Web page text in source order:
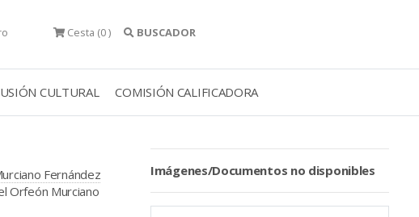
Cesta (0 ) BUSCADOR
CULTURAL COMISIÓN CALIFICADORA
Fernández
Orfeón Murciano
Imágenes/Documentos no disponibles